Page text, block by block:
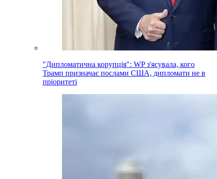
"Дипломатична корупція": WP з'ясувала, кого
Трамп призначає послами США, дипломати не в
пріоритеті